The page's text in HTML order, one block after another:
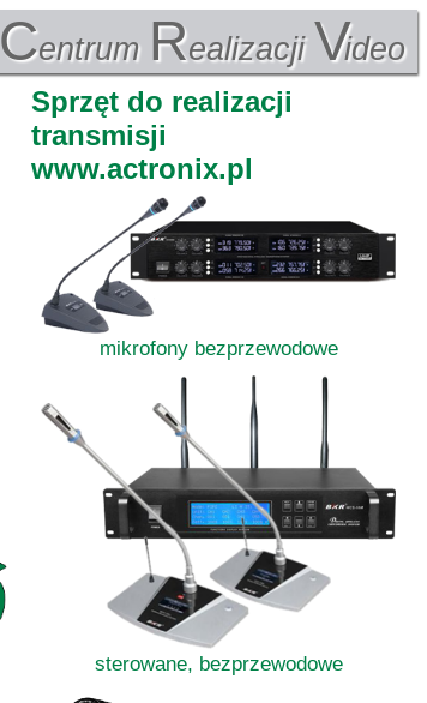
Centrum Realizacji Video
Sprzęt do realizacji
transmisji
www.actronix.pl
mikrofony bezprzewodowe
sterowane, bezprzewodowe